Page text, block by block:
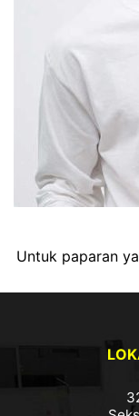
Untuk paparan